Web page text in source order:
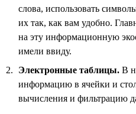
слова, использовать
их так, как вам удобно.
на эту информационную
имели ввиду.
Электронные таблицы. В
информацию в ячейки и
вычисления и фильтрацию